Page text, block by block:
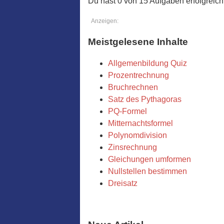
Anzeigen:
Meistgelesene Inhalte
Allgemenbildung Quiz
Prozentrechnung
Bruchrechnen
Satz des Pythagoras
PQ-Formel
Mitternachtsformel
Polynomdivision
Zinsrechnung
Gleichungen umformen
Nullstellen bestimmen
Dreisatz